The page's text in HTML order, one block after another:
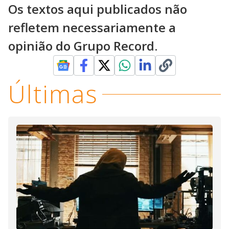
Os textos aqui publicados não
refletem necessariamente a
opinião do Grupo Record.
Últimas